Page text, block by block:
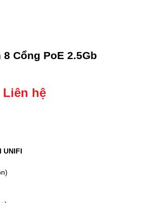
Cổng PoE 2.5Gb
Liên hệ
UNIFI